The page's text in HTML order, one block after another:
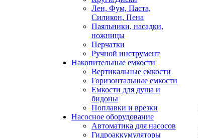
Лен, Фум, Паста,
Силикон, Пена
Паяльники, насадки,
ножницы
Перчатки
Ручной инструмент
Накопительные емкости
Вертикальные емкости
Горизонтальные емкости
Емкости для душа и
бидоны
Поплавки и врезки
Насосное оборудование
Автоматика для насосов
Гидроаккумуляторы